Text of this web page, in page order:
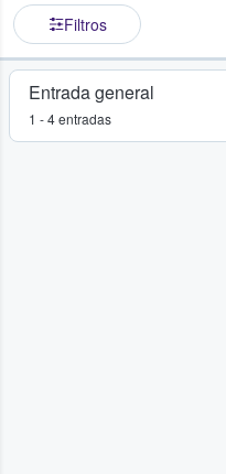
Filtros
Entrada general
1 - 4 entradas